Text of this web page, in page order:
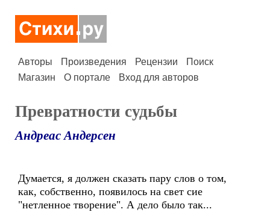
Авторы Произведения Рецензии
Поиск
Магазин
О портале Вход для авторов
Превратности судьбы
Андреас Андерсен
Думается, я должен сказать пару слов о том,
как, собственно, появилось на свет сие
"нетленное творение". А дело было так...